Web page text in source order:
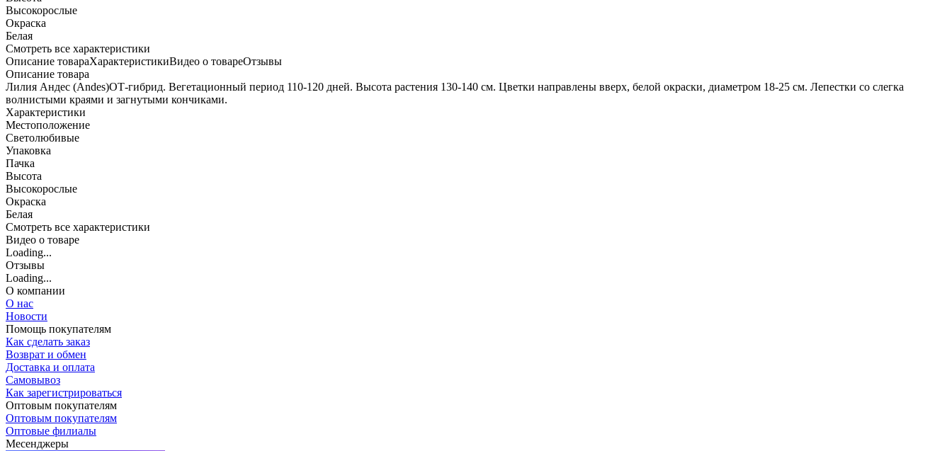
Высокорослые
Окраска
Белая
Cмотреть все характеристики
Описание товараХарактеристикиВидео о товареОтзывы
Описание товара
Лилия Андес (Andes)ОТ-гибрид. Вегетационный период 110-120 дней. Высота растения 130-140 см. Цветки направлены вверх, белой окраски, диаметром 18-25 см. Лепестки со слегка
волнистыми краями и загнутыми кончиками.
Характеристики
Местоположение
Светолюбивые
Упаковка
Пачка
Высота
Высокорослые
Окраска
Белая
Cмотреть все характеристики
Видео о товаре
Loading...
Отзывы
Loading...
О компании
О нас
Новости
Помощь покупателям
Как сделать заказ
Возврат и обмен
Доставка и оплата
Самовывоз
Как зарегистрироваться
Оптовым покупателям
Оптовым покупателям
Оптовые филиалы
Месенджеры